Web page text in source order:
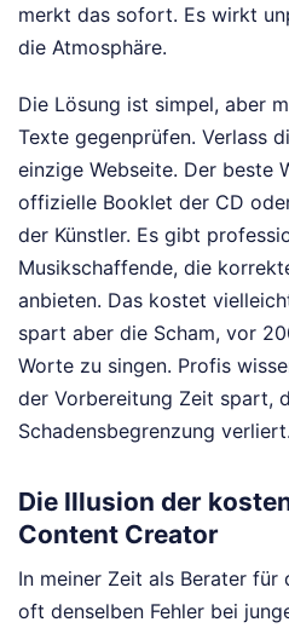
merkt das sofort. Es wirkt
die Atmosphäre.
Die Lösung ist simpel, aber
Texte gegenprüfen. Verlass
einzige Webseite. Der beste
offizielle Booklet der CD
der Künstler. Es gibt
Musikschaffende, die
anbieten. Das kostet
spart aber die Scham, vor
Worte zu singen. Profis
der Vorbereitung Zeit spart,
Schadensbegrenzung verliert.
Die Illusion der
Content Creator
In meiner Zeit als Berater für
oft denselben Fehler bei